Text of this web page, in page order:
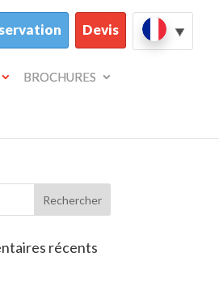
Devis
BROCHURES
récents